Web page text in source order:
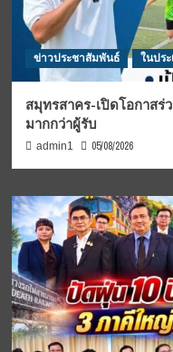
ข่าวประชาสัมพันธ์ ในปร
สมุทรสาคร-เปิดโอกาสร่
มากกว่าผู้รับ
admin1 05/08/2026